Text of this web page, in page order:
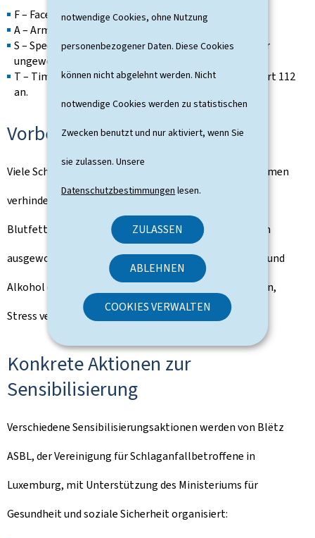
notwendige Cookies, ohne Nutzung
personenbezogener Daten. Diese Cookies
können nicht abgelehnt werden. Nicht
notwendige Cookies werden zu statistischen
Zwecken benutzt und nur aktiviert, wenn Sie
sie zulassen. Unsere
Datenschutzbestimmungen lesen.
ZULASSEN
ABLEHNEN
COOKIES VERWALTEN
F – Face (Gesicht): Hängt eine Gesichtshälfte?
A – Arm: Kann die Person beide Arme heben?
S – Speech (Sprache): Ist die Sprache verwaschen oder
ungewöhnlich?
T – Time (Zeit): Zeit ist entscheidend – rufen Sie sofort 112
an.
Vorbeugung im Alltag
Viele Schlaganfälle lassen sich durch einfache Maßnahmen
verhindern: den Blutdruck regelmäßig kontrollieren,
Blutfettwerte prüfen, mit dem Rauchen aufhören, sich
ausgewogen mit viel Obst und Gemüse ernähren, Salz und
Alkohol einschränken, regelmäßig körperlich aktiv sein,
Stress vermeiden und auf guten Schlaf achten.
Konkrete Aktionen zur
Sensibilisierung
Verschiedene Sensibilisierungsaktionen werden von Blëtz
ASBL, der Vereinigung für Schlaganfallbetroffene in
Luxemburg, mit Unterstützung des Ministeriums für
Gesundheit und soziale Sicherheit organisiert: